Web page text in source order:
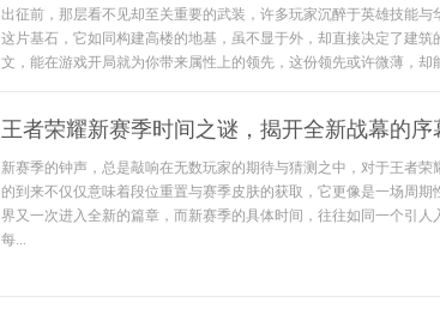
出征前，那层看不见却至关重要的武装，许多玩家沉醉于英雄技能与
这片基石，它如同构建高楼的地基，虽不显于外，却直接决定了建筑
文，能在游戏开局就为你带来属性上的领先，这份领先或许微薄，却
王者荣耀新赛季时间之谜，揭开全新战幕的序
新赛季的钟声，总是敲响在无数玩家的期待与猜测之中，对于王者荣
的到来不仅仅意味着段位重置与赛季皮肤的获取，它更像是一场周期
界又一次进入全新的篇章，而新赛季的具体时间，往往如同一个引人
每...